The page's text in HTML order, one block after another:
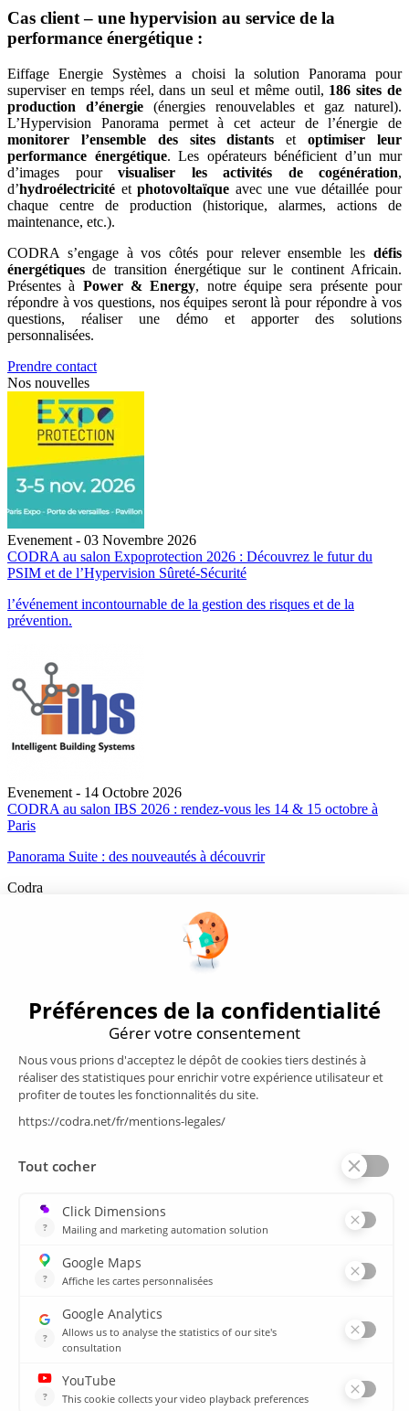
Cas client – une hypervision au service de la
performance énergétique :
Eiffage Energie Systèmes a choisi la solution Panorama pour
superviser en temps réel, dans un seul et même outil, 186 sites de
production d’énergie(énergies renouvelables et gaz naturel).
L’Hypervision Panorama permet à cet acteur de l’énergie de
monitorer l’ensemble des sites distants etoptimiser leur
performance énergétique. Les opérateurs bénéficient d’un mur
d’images pour visualiser les activités de cogénération,
d’hydroélectricité etphotovoltaïque avec une vue détaillée pour
chaque centre de production (historique, alarmes, actions de
maintenance, etc.).
CODRA s’engage à vos côtés pour relever ensemble les défis
énergétiques de transition énergétique sur le continent Africain.
Présentes à Power & Energy, notre équipe sera présente pour
répondre à vos questions, nos équipes seront là pour répondre à vos
questions, réaliser une démo et apporter des solutions
personnalisées.
Prendre contact
Nos nouvelles
Evenement - 03 Novembre 2026
CODRA au salon Expoprotection 2026 : Découvrez le futur du
PSIM et de l’Hypervision Sûreté-Sécurité
l’événement incontournable de la gestion des risques et de la
prévention.
Evenement - 14 Octobre 2026
CODRA au salon IBS 2026 : rendez-vous les 14 & 15 octobre à
Paris
Panorama Suite : des nouveautés à découvrir
Codra
Éditeur des logiciels Panorama Suite et COOX Origin, CODRA est
également un acteur reconnu dans le secteur de l'ingénierie logicielle
Supervision/SCADA
Suivi énergie
MES
Formations
plan du site
Ressources
Médiathèque
CSIRT
Agences
Agences